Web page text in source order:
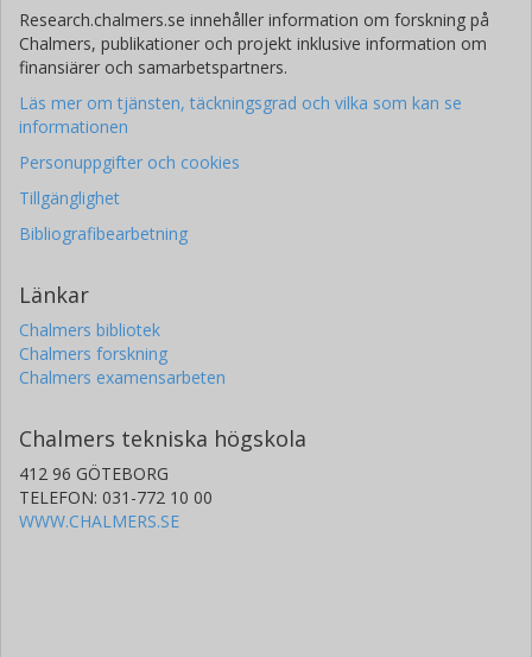
Research.chalmers.se innehåller information om forskning på
Chalmers, publikationer och projekt inklusive information om
finansiärer och samarbetspartners.
Läs mer om tjänsten, täckningsgrad och vilka som kan se
informationen
Personuppgifter och cookies
Tillgänglighet
Bibliografibearbetning
Länkar
Chalmers bibliotek
Chalmers forskning
Chalmers examensarbeten
Chalmers tekniska högskola
412 96 GÖTEBORG
TELEFON: 031-772 10 00
WWW.CHALMERS.SE